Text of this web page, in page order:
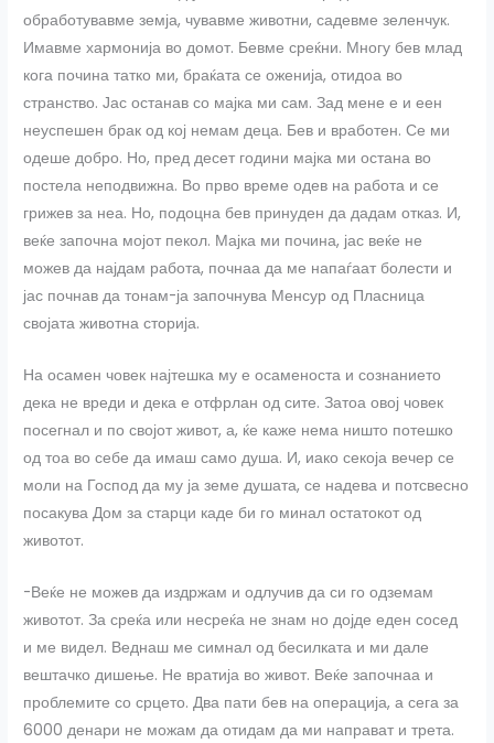
обработувавме земја, чувавме животни, садевме зеленчук.
Имавме хармонија во домот. Бевме среќни. Многу бев млад
кога почина татко ми, браќата се оженија, отидоа во
странство. Јас останав со мајка ми сам. Зад мене е и еен
неуспешен брак од кој немам деца. Бев и вработен. Се ми
одеше добро. Но, пред десет години мајка ми остана во
постела неподвижна. Во прво време одев на работа и се
грижев за неа. Но, подоцна бев принуден да дадам отказ. И,
веќе започна мојот пекол. Мајка ми почина, јас веќе не
можев да најдам работа, почнаа да ме напаѓаат болести и
јас почнав да тонам-ја започнува Менсур од Пласница
својата животна сторија.
На осамен човек најтешка му е осаменоста и сознанието
дека не вреди и дека е отфрлан од сите. Затоа овој човек
посегнал и по својот живот, а, ќе каже нема ништо потешко
од тоа во себе да имаш само душа. И, иако секоја вечер се
моли на Господ да му ја земе душата, се надева и потсвесно
посакува Дом за старци каде би го минал остатокот од
животот.
-Веќе не можев да издржам и одлучив да си го одземам
животот. За среќа или несреќа не знам но дојде еден сосед
и ме видел. Веднаш ме симнал од бесилката и ми дале
вештачко дишење. Не вратија во живот. Веќе започнаа и
проблемите со срцето. Два пати бев на операција, а сега за
6000 денари не можам да отидам да ми направат и трета.